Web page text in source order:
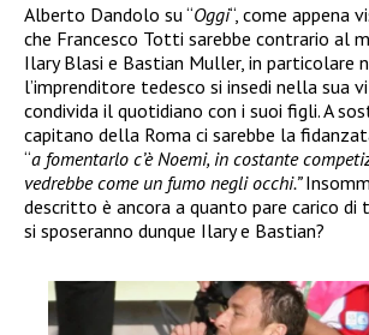
Alberto Dandolo su “Oggi“, come appena
che Francesco Totti sarebbe contrario al
Ilary Blasi e Bastian Muller, in particolare
l’imprenditore tedesco si insedi nella sua
condivida il quotidiano con i suoi figli. A
capitano della Roma ci sarebbe la
“a fomentarlo c’è Noemi, in costante
vedrebbe come un fumo negli occhi.”
descritto è ancora a quanto pare carico di
si sposeranno dunque Ilary e Bastian?